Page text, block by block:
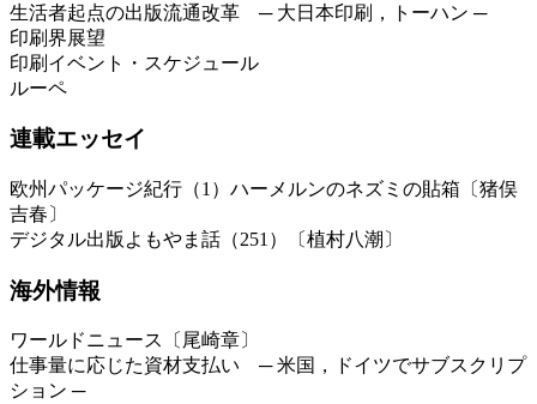
生活者起点の出版流通改革 ─ 大日本印刷，トーハン ─
印刷界展望
印刷イベント・スケジュール
ルーペ
連載エッセイ
欧州パッケージ紀行（1）ハーメルンのネズミの貼箱〔猪俣
吉春〕
デジタル出版よもやま話（251）〔植村八潮〕
海外情報
ワールドニュース〔尾崎章〕
仕事量に応じた資材支払い ─ 米国，ドイツでサブスクリプ
ション ─